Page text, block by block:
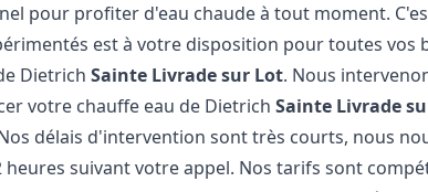
pour profiter d'eau chaude à tout moment.
est à votre disposition pour toutes vos
DietrichSainte Livrade sur Lot. Nous
votre chauffe eau de DietrichSainte Livrade
délais d'intervention sont très courts, nous
heures suivant votre appel. Nos tarifs sont